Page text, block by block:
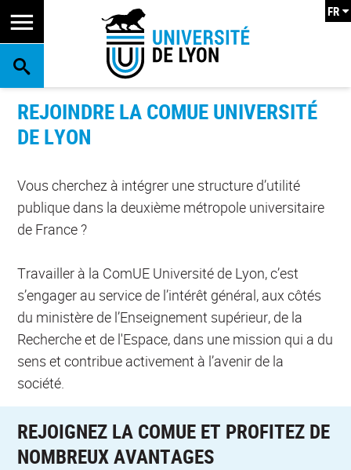
RECHERCHE
FR
REJOINDRE LA COMUE UNIVERSITÉ
DE LYON
Vous cherchez à intégrer une structure d’utilité
publique dans la deuxième métropole universitaire
de France ?
Travailler à la ComUE Université de Lyon, c’est
s’engager au service de l’intérêt général, aux côtés
du ministère de l’Enseignement supérieur, de la
Recherche et de l'Espace, dans une mission qui a du
sens et contribue activement à l’avenir de la
société.
REJOIGNEZ LA COMUE ET PROFITEZ DE
NOMBREUX AVANTAGES